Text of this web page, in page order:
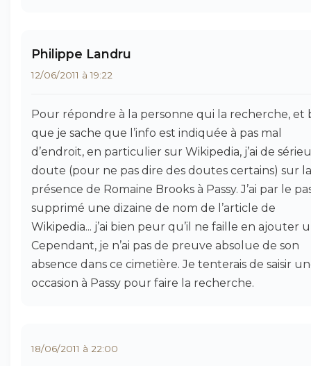
Philippe Landru
12/06/2011 à 19:22
Pour répondre à la personne qui la recherche, et
que je sache que l’info est indiquée à pas mal
d’endroit, en particulier sur Wikipedia, j’ai de
doute (pour ne pas dire des doutes certains) sur la
présence de Romaine Brooks à Passy. J’ai par le
supprimé une dizaine de nom de l’article de
Wikipedia... j’ai bien peur qu’il ne faille en ajouter
Cependant, je n’ai pas de preuve absolue de son
absence dans ce cimetière. Je tenterais de saisir
occasion à Passy pour faire la recherche.
18/06/2011 à 22:00